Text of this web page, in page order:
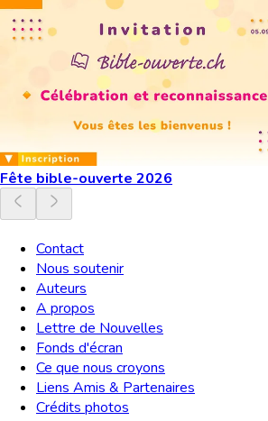
Fête bible-ouverte 2026
Contact
Nous soutenir
Auteurs
A propos
Lettre de Nouvelles
Fonds d'écran
Ce que nous croyons
Liens Amis & Partenaires
Crédits photos